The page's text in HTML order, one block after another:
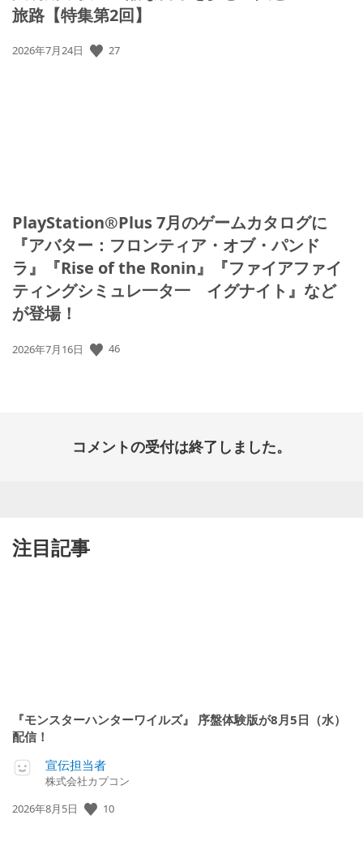
旅路【特集第2回】
公
2026年7月24日 27
PlayStation®Plus 7月のゲームカタログに
『アバター：フロンティア・オブ・パンド
ラ』『Rise of the Ronin』『ファイアファイ
ティングシミュレ一タ一 イグナイト』など
が登場！
公
2026年7月16日 46
コメントの受付は終了しました。
注目記事
『モンスターハンターワイルズ』 序盤体験版が8月5日（水）
配信！
宣伝担当者
株式会社カプコン
公
2026年8月5日 10